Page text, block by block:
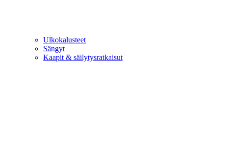
Ulkokalusteet
Sängyt
Kaapit & säilytysratkaisut